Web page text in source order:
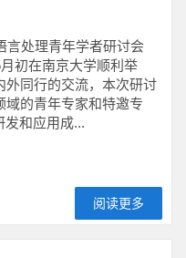
言处理青年学者研讨会
初在南京大学顺利举
外同行的交流，本次研讨
域的青年专家和特邀专
发和应用成...
阅读更多